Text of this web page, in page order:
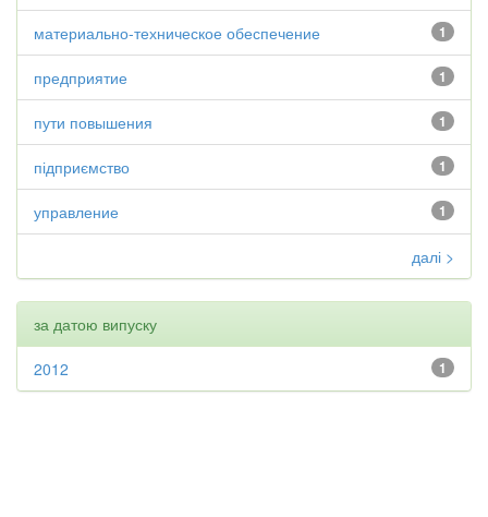
1
материально-техническое обеспечение
1
предприятие
1
пути повышения
1
підприємство
1
управление
далі >
за датою випуску
1
2012